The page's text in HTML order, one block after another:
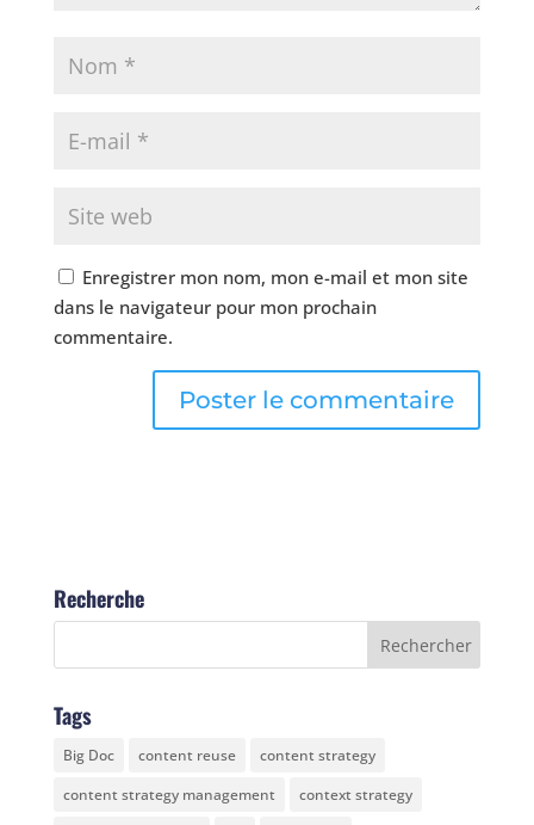
Enregistrer mon nom, mon e-mail et mon site
dans le navigateur pour mon prochain
commentaire.
Recherche
Tags
Big Doc content reuse
content strategy
content strategy management
context strategy